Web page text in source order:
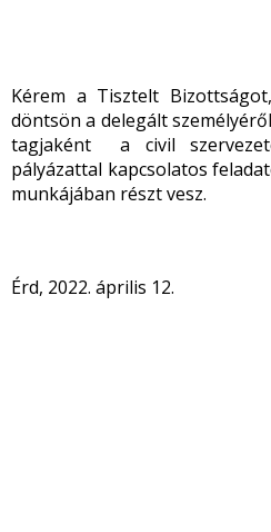
Kérem a Tisztelt
döntsön a delegált
tagjaként a civil
pályázattal kapcsolatos
munkájában részt vesz.
Érd, 2022. április 12.